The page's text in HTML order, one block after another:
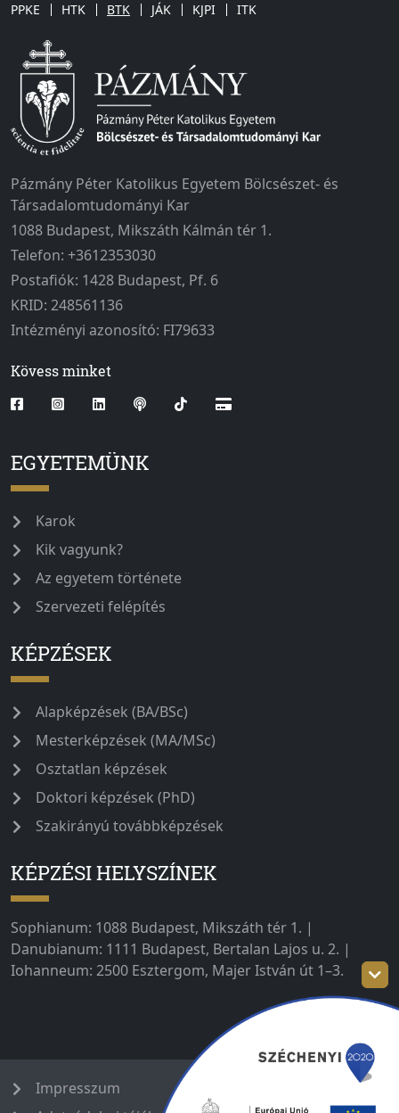
PPKE HTK BTK JÁK KJPI ITK
Pázmány Péter Katolikus Egyetem Bölcsészet- és
Társadalomtudományi Kar
1088 Budapest, Mikszáth Kálmán tér 1.
Telefon: +3612353030
Postafiók: 1428 Budapest, Pf. 6
KRID: 248561136
Intézményi azonosító: FI79633
Kövess minket
EGYETEMÜNK
Karok
Kik vagyunk?
Az egyetem története
Szervezeti felépítés
KÉPZÉSEK
Alapképzések (BA/BSc)
Mesterképzések (MA/MSc)
Osztatlan képzések
Doktori képzések (PhD)
Szakirányú továbbképzések
KÉPZÉSI HELYSZÍNEK
Sophianum: 1088 Budapest, Mikszáth tér 1. |
Danubianum: 1111 Budapest, Bertalan Lajos u. 2. |
Iohanneum: 2500 Esztergom, Majer István út 1–3.
Impresszum